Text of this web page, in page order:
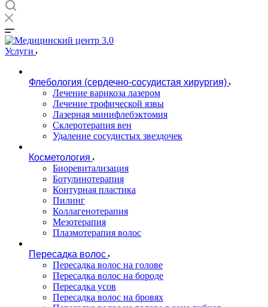
Услуги
Флебология (сердечно-сосудистая хирургия)
Лечение варикоза лазером
Лечение трофической язвы
Лазерная минифлебэктомия
Cклеротерапия вен
Удаление сосудистых звездочек
Косметология
Биоревитализация
Ботулинотерапия
Контурная пластика
Пилинг
Коллагенотерапия
Мезотерапия
Плазмотерапия волос
Пересадка волос
Пересадка волос на голове
Пересадка волос на бороде
Пересадка усов
Пересадка волос на бровях